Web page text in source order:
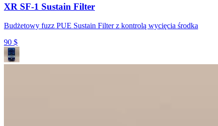
XR SF-1 Sustain Filter
Budżetowy fuzz PUE Sustain Filter z kontrolą wycięcia środka
90 $